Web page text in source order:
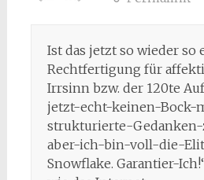
Ist das jetzt so wieder so
Rechtfertigung für
Irrsinn bzw. der 120te
jetzt-echt-keinen-Bock-
strukturierte-
aber-ich-bin-voll-die-
Snowflake. Garantier-